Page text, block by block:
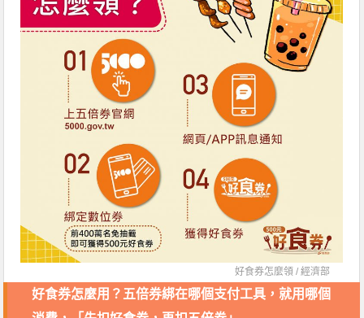
好食券怎麼領 /經濟部
好食券怎麼用？五倍券綁在哪個支付工具，就用哪個